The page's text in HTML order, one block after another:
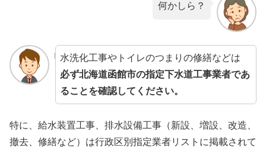
何かしら？
水洗化工事やトイレのつまりの修繕などは
必ず北海道函館市の指定下水道工事業者であ
ることを確認してください。
特に、給水装置工事、排水設備工事（新設、増設、改造、
撤去、修繕など）は行政区別指定業者リストに掲載されて